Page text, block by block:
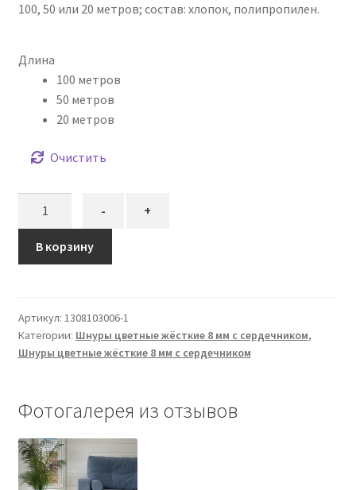
100, 50 или 20 метров; состав: хлопок, полипропилен.
Длина
100 метров
50 метров
20 метров
Очистить
Шнур
вязаный
мм
жёлтый
с
- +
В корзину
Артикул: 1308103006-1
Категории: Шнуры цветные жёсткие 8 мм с сердечником,
Шнуры цветные жёсткие 8 мм с сердечником
Фотогалерея из отзывов